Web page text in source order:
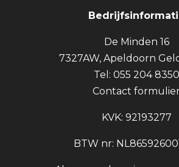
De Minden 16
7327AW, Apeldoorn
Tel: 055 204 8350
Contact
KVK: 92193277
BTW nr: